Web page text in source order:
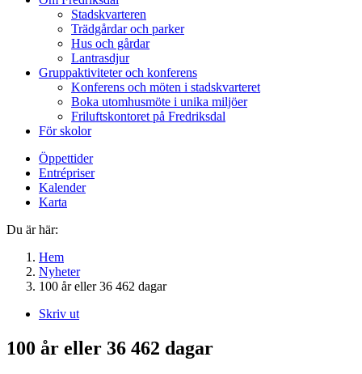
Stadskvarteren
Trädgårdar och parker
Hus och gårdar
Lantrasdjur
Gruppaktiviteter och konferens
Konferens och möten i stadskvarteret
Boka utomhusmöte i unika miljöer
Friluftskontoret på Fredriksdal
För skolor
Öppettider
Entrépriser
Kalender
Karta
Du är här:
Hem
Nyheter
100 år eller 36 462 dagar
Skriv ut
100 år eller 36 462 dagar